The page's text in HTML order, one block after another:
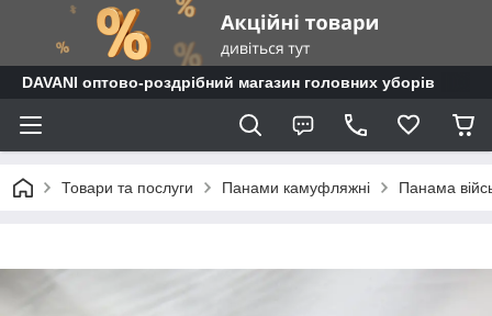
DAVANI оптово-роздрібний магазин головних уборів
Товари та послуги Панами камуфляжні Панама